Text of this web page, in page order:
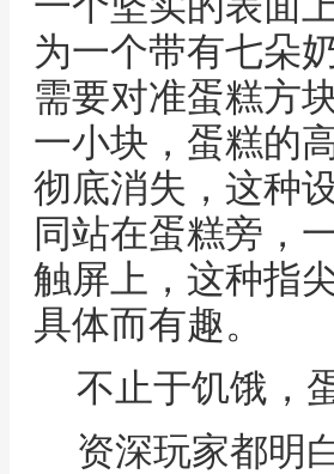
为一个带有七朵
需要对准蛋糕方
一小块，蛋糕的
彻底消失，这种
同站在蛋糕旁，
触屏上，这种指
具体而有趣。
不止于饥饿，
资深玩家都明